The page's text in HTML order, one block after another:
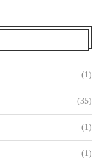
(1)
(35)
(1)
(1)